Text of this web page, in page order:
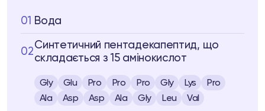
01 Вода
02
Cинтетичний пентадекапептид, що
складається з 15 амінокислот
Gly Glu Pro Pro Pro Gly Lys
Pro
Ala
Asp Asp Ala Gly Leu Val